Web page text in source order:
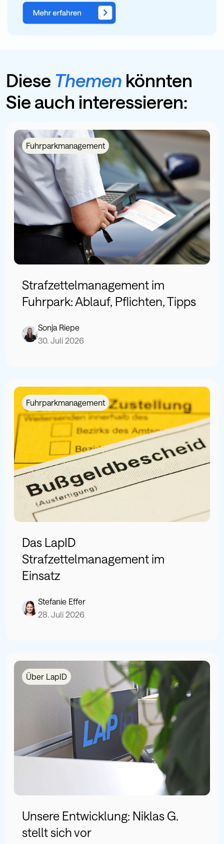
Diese Themen könnten
Sie auch interessieren:
Fuhrparkmanagement
Strafzettelmanagement im
Fuhrpark: Ablauf, Pflichten, Tipps
Sonja Riepe
30. Juli 2026
Fuhrparkmanagement
Das LapID
Strafzettelmanagement im
Einsatz
Stefanie Effer
28. Juli 2026
Über LapID
Unsere Entwicklung: Niklas G.
stellt sich vor